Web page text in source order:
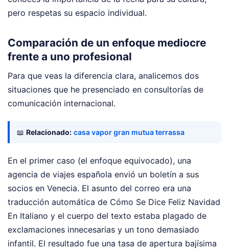
pero respetas su espacio individual.
Comparación de un enfoque mediocre
frente a uno profesional
Para que veas la diferencia clara, analicemos dos
situaciones que he presenciado en consultorías de
comunicación internacional.
📖 Relacionado: casa vapor gran mutua terrassa
En el primer caso (el enfoque equivocado), una
agencia de viajes española envió un boletín a sus
socios en Venecia. El asunto del correo era una
traducción automática de Cómo Se Dice Feliz Navidad
En Italiano y el cuerpo del texto estaba plagado de
exclamaciones innecesarias y un tono demasiado
infantil. El resultado fue una tasa de apertura bajísima